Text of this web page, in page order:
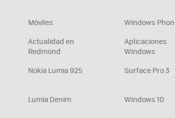
Móviles
Windows
Actualidad en
Redmond
Aplicaciones
Windows
Nokia Lumia 925 Surface Pro 3
Lumia Denim Windows 10